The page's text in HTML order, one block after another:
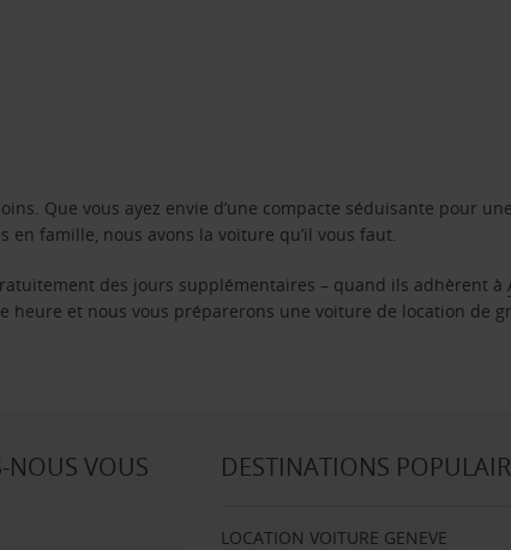
Que vous ayez envie d’une compacte séduisante pour
en famille, nous avons la voiture qu’il vous faut.
des jours supplémentaires – quand ils adhèrent à
et nous vous préparerons une voiture de location de
NOUS VOUS
DESTINATIONS
LOCATION VOITURE GENEVE